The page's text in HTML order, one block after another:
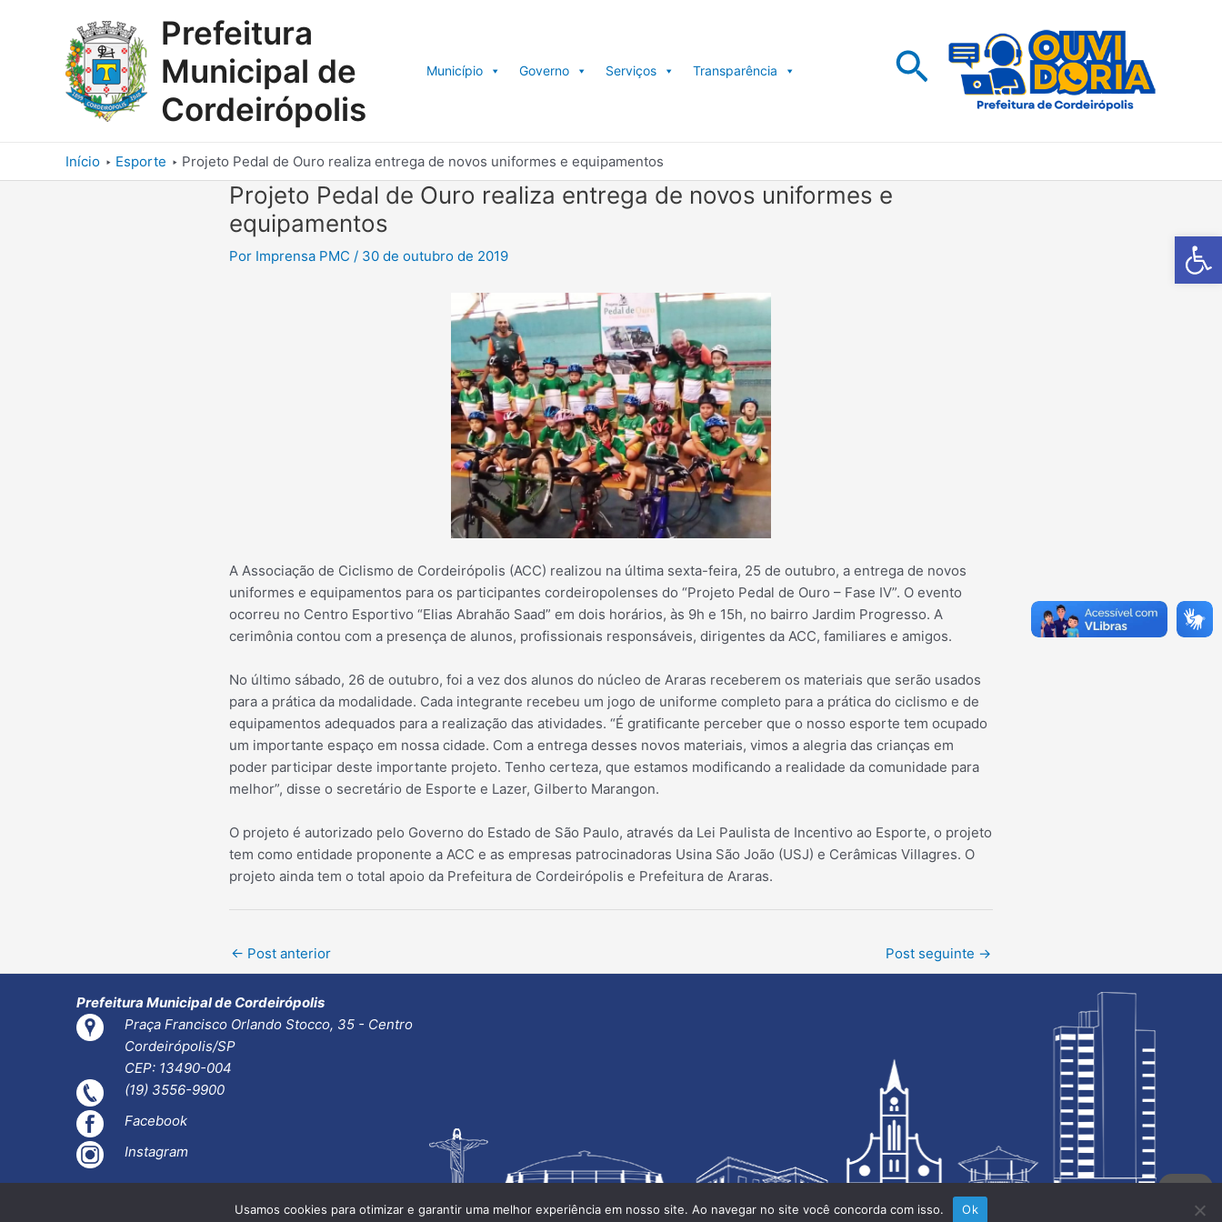
Barra de
Prefeitura
Municipal de
Cordeirópolis
Município Governo Serviços Transparência Pesquisar
Início Esporte Projeto Pedal de Ouro realiza entrega de novos uniformes e equipamentos
Projeto Pedal de Ouro realiza entrega de novos uniformes e
equipamentos
Por Imprensa PMC / 30 de outubro de 2019
A Associação de Ciclismo de Cordeirópolis (ACC) realizou na última sexta-feira, 25 de outubro, a entrega de novos
uniformes e equipamentos para os participantes cordeiropolenses do “Projeto Pedal de Ouro – Fase IV”. O evento
ocorreu no Centro Esportivo “Elias Abrahão Saad” em dois horários, às 9h e 15h, no bairro Jardim Progresso. A
cerimônia contou com a presença de alunos, profissionais responsáveis, dirigentes da ACC, familiares e amigos.
No último sábado, 26 de outubro, foi a vez dos alunos do núcleo de Araras receberem os materiais que serão usados
para a prática da modalidade. Cada integrante recebeu um jogo de uniforme completo para a prática do ciclismo e de
equipamentos adequados para a realização das atividades. “É gratificante perceber que o nosso esporte tem ocupado
um importante espaço em nossa cidade. Com a entrega desses novos materiais, vimos a alegria das crianças em
poder participar deste importante projeto. Tenho certeza, que estamos modificando a realidade da comunidade para
melhor”, disse o secretário de Esporte e Lazer, Gilberto Marangon.
O projeto é autorizado pelo Governo do Estado de São Paulo, através da Lei Paulista de Incentivo ao Esporte, o projeto
tem como entidade proponente a ACC e as empresas patrocinadoras Usina São João (USJ) e Cerâmicas Villagres. O
projeto ainda tem o total apoio da Prefeitura de Cordeirópolis e Prefeitura de Araras.
Post
← Post anterior Post seguinte →
Prefeitura Municipal de Cordeirópolis
Praça Francisco Orlando Stocco, 35 - Centro
Cordeirópolis/SP
CEP: 13490-004
(19) 3556-9900
Facebook
Instagram
Usamos cookies para otimizar e garantir uma melhor experiência em nosso site. Ao navegar no site você concorda com isso. Ok